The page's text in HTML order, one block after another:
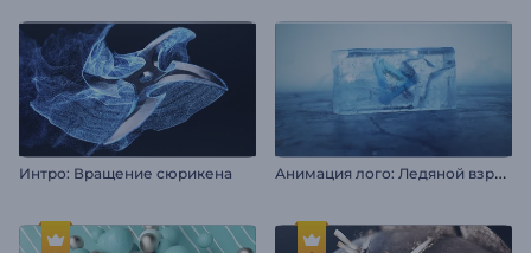
Интро: Вращение сюрикена А
нимация лого: Ледяной взрыв